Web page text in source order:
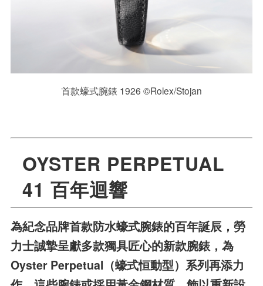
首款蠔式腕錶 1926 ©Rolex/Stojan
OYSTER PERPETUAL
41 百年迴響
為紀念品牌首款防水蠔式腕錶的百年誕辰，勞
力士誠摯呈獻多款獨具匠心的新款腕錶，為
Oyster Perpetual（蠔式恒動型）系列再添力